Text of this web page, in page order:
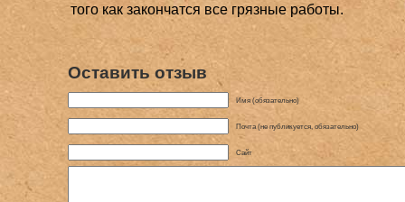
того как закончатся все грязные работы.
Оставить отзыв
Имя (обязательно)
Почта (не публикуется, обязательно)
Сайт